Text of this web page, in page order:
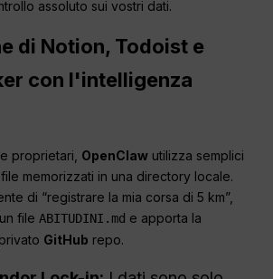
assoluto sui vostri dati.
di Notion, Todoist e
con l'intelligenza
proprietari, OpenClaw utilizza semplici
file memorizzati in una directory locale.
di “registrare la mia corsa di 5 km”,
file ABITUDINI.md e apporta la
GitHub repo.